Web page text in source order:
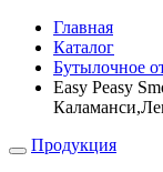
Главная
Каталог
Бутылочное
Easy Peasy
Продукция